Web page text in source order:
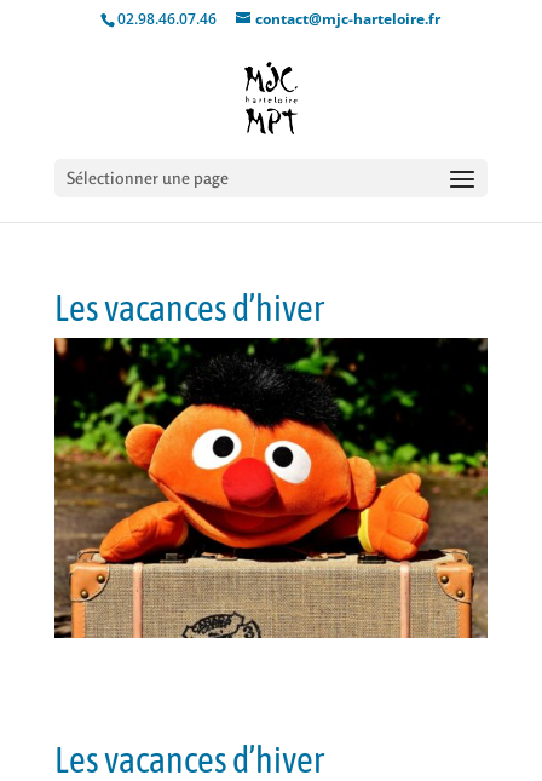
02.98.46.07.46 contact@mjc-harteloire.fr
Sélectionner une page
Les vacances d’hiver
Les vacances d’hiver